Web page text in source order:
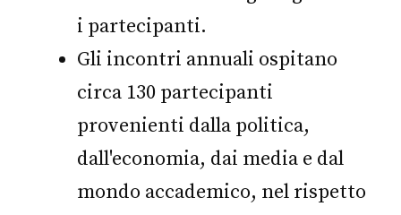
i partecipanti.
Gli incontri annuali ospitano
circa 130 partecipanti
provenienti dalla politica,
dall'economia, dai media e dal
mondo accademico, nel rispetto